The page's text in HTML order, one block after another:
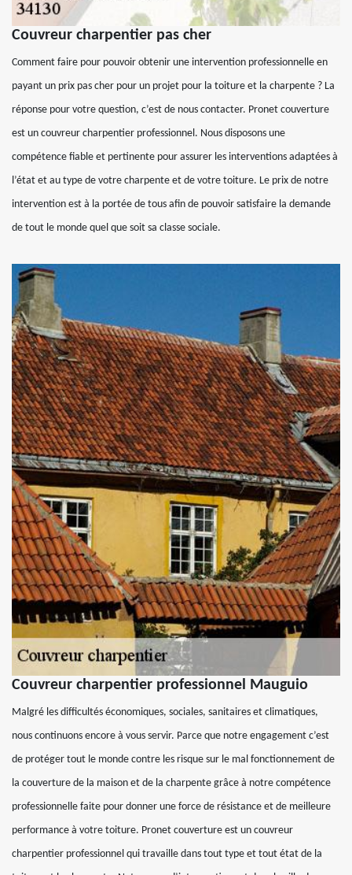
Couvreur charpentier pas cher
Comment faire pour pouvoir obtenir une intervention professionnelle en
payant un prix pas cher pour un projet pour la toiture et la charpente ? La
réponse pour votre question, c’est de nous contacter. Pronet couverture
est un couvreur charpentier professionnel. Nous disposons une
compétence fiable et pertinente pour assurer les interventions adaptées à
l’état et au type de votre charpente et de votre toiture. Le prix de notre
intervention est à la portée de tous afin de pouvoir satisfaire la demande
de tout le monde quel que soit sa classe sociale.
Couvreur charpentier professionnel Mauguio
Malgré les difficultés économiques, sociales, sanitaires et climatiques,
nous continuons encore à vous servir. Parce que notre engagement c’est
de protéger tout le monde contre les risque sur le mal fonctionnement de
la couverture de la maison et de la charpente grâce à notre compétence
professionnelle faite pour donner une force de résistance et de meilleure
performance à votre toiture. Pronet couverture est un couvreur
charpentier professionnel qui travaille dans tout type et tout état de la